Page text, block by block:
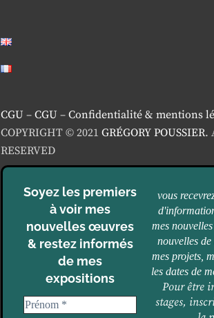
CGU – CGU – Confidentialité & mentions
COPYRIGHT © 2021 GRÉGORY POUSSIER.
RESERVED
Soyez les premiers
à voir mes
nouvelles œuvres
& restez informés
de mes
expositions
vous
mes
nouvelles
mes projets,
les dates de
Pour être
stages,